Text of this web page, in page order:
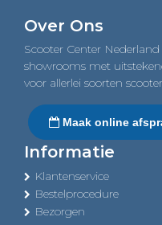
navigation
Over Ons
Scooter Center
showrooms met
voor allerlei soorten
Maak online
Informatie
Klantenservice
Bestelprocedure
Bezorgen